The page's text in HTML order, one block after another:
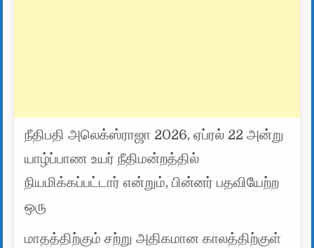
நீதிபதி அலெக்ஸ்ராஜா 2026, ஏப்ரல் 22 அன்று
யாழ்ப்பாண உயர் நீதிமன்றத்தில்
நியமிக்கப்பட்டார் என்றும், பின்னர் பதவியேற்ற
ஒரு
மாதத்திற்கும் சற்று அதிகமான காலத்திற்குள்